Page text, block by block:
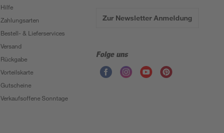
Hilfe
Zahlungsarten
Bestell- & Lieferservices
Versand
Rückgabe
Vorteilskarte
Gutscheine
Verkaufsoffene Sonntage
Zur Newsletter Anmeldung
Folge uns